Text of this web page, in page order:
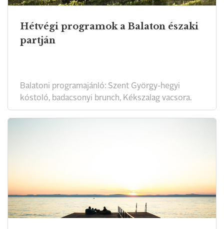
Hétvégi programok a Balaton északi
partján
Balatoni programajánló: Szent György-hegyi
kóstoló, badacsonyi brunch, Kékszalag vacsora.